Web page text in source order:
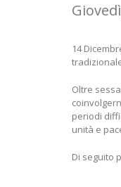
14
Oltre
periodi
unità e
Di seguito